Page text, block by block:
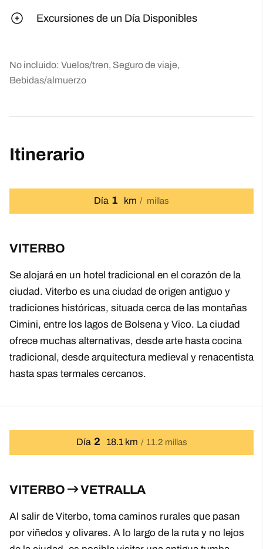
Excursiones de un Día Disponibles
No incluido: Vuelos/tren, Seguro de viaje,
Bebidas/almuerzo
Itinerario
Día 1 km millas
VITERBO
Se alojará en un hotel tradicional en el corazón de la
ciudad. Viterbo es una ciudad de origen antiguo y
tradiciones históricas, situada cerca de las montañas
Cimini, entre los lagos de Bolsena y Vico. La ciudad
ofrece muchas alternativas, desde arte hasta cocina
tradicional, desde arquitectura medieval y renacentista
hasta spas termales cercanos.
Día 2 18.1 km 11.2 millas
VITERBO VETRALLA
Al salir de Viterbo, toma caminos rurales que pasan
por viñedos y olivares. A lo largo de la ruta y no lejos